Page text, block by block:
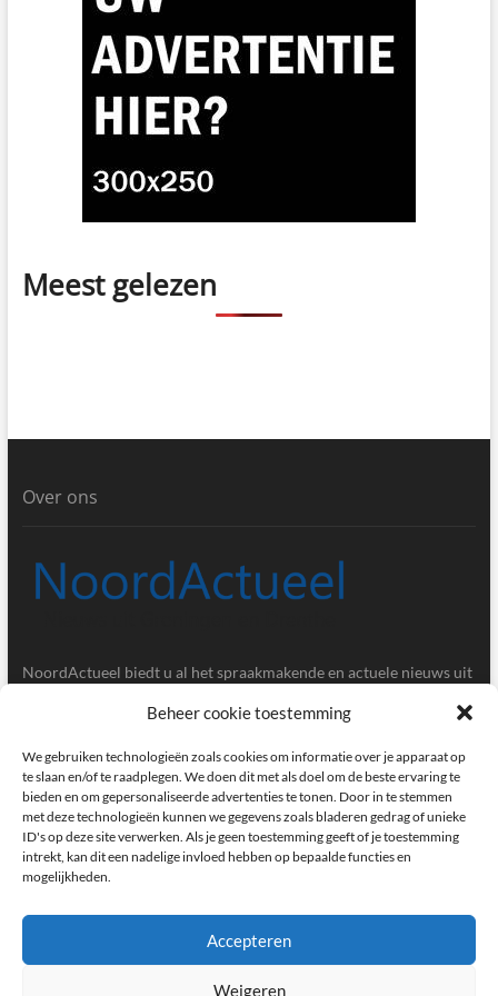
Beheer cookie toestemming
We gebruiken technologieën zoals cookies om informatie over je apparaat op
te slaan en/of te raadplegen. We doen dit met als doel om de beste ervaring te
bieden en om gepersonaliseerde advertenties te tonen. Door in te stemmen
met deze technologieën kunnen we gegevens zoals bladeren gedrag of unieke
ID's op deze site verwerken. Als je geen toestemming geeft of je toestemming
intrekt, kan dit een nadelige invloed hebben op bepaalde functies en
mogelijkheden.
Accepteren
Weigeren
Meest gelezen
Over ons
NoordActueel biedt u al het spraakmakende en actuele nieuws uit
Gegevens
Postbus 5020, 9700GA, Groningen
redactie@noordactueel.nl